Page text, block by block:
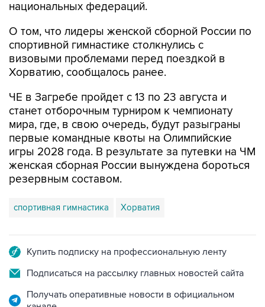
национальных федераций.
О том, что лидеры женской сборной России по
спортивной гимнастике столкнулись с
визовыми проблемами перед поездкой в
Хорватию, сообщалось ранее.
ЧЕ в Загребе пройдет с 13 по 23 августа и
станет отборочным турниром к чемпионату
мира, где, в свою очередь, будут разыграны
первые командные квоты на Олимпийские
игры 2028 года. В результате за путевки на ЧМ
женская сборная России вынуждена бороться
резервным составом.
спортивная гимнастика Хорватия
Купить подписку на профессиональную ленту
Подписаться на рассылку главных новостей сайта
Получать оперативные новости в официальном